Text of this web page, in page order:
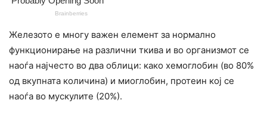
Железото е многу важен елемент за нормално
функционирање на различни ткива и во организмот се
наоѓа најчесто во два облици: како хемоглобин (во 80%
од вкупната количина) и миоглобин, протеин кој се
наоѓа во мускулите (20%).